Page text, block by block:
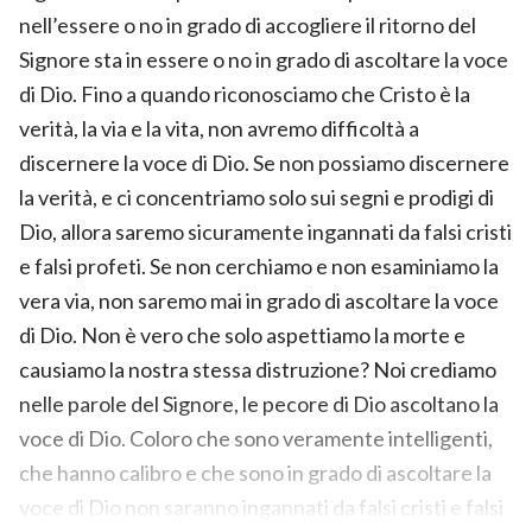
nell’essere o no in grado di accogliere il ritorno del
Signore sta in essere o no in grado di ascoltare la voce
di Dio. Fino a quando riconosciamo che Cristo è la
verità, la via e la vita, non avremo difficoltà a
discernere la voce di Dio. Se non possiamo discernere
la verità, e ci concentriamo solo sui segni e prodigi di
Dio, allora saremo sicuramente ingannati da falsi cristi
e falsi profeti. Se non cerchiamo e non esaminiamo la
vera via, non saremo mai in grado di ascoltare la voce
di Dio. Non è vero che solo aspettiamo la morte e
causiamo la nostra stessa distruzione? Noi crediamo
nelle parole del Signore, le pecore di Dio ascoltano la
voce di Dio. Coloro che sono veramente intelligenti,
che hanno calibro e che sono in grado di ascoltare la
voce di Dio non saranno ingannati da falsi cristi e falsi